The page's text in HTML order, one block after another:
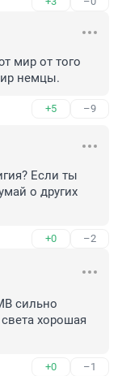
мир от того
немцы.
+5 –9
Если ты
о других
+0 –2
сильно
хорошая
+0 –1